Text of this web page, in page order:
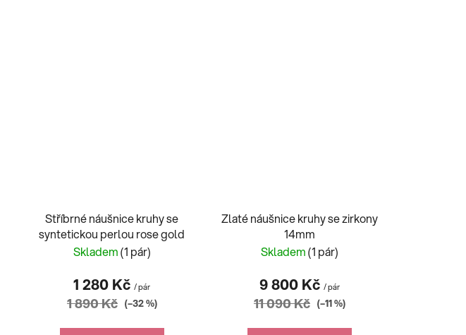
Stříbrné náušnice kruhy se
syntetickou perlou rose gold
Skladem(1 pár)
1 280 Kč/ pár
1 890 Kč (–32 %)
Zlaté náušnice kruhy se zirkony
14mm
Skladem(1 pár)
9 800 Kč / pár
11 090 Kč (–11 %)